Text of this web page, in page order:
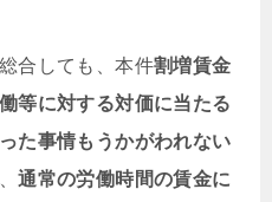
合しても、本件割増賃金
等に対する対価に当たる
た事情もうかがわれない
通常の労働時間の賃金に